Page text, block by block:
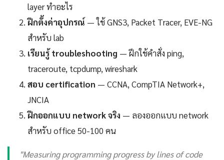
layer ทำอะไร
ฝึกตั้งค่าอุปกรณ์ — ใช้ GNS3, Packet Tracer, EVE-NG
สำหรับ lab
เรียนรู้ troubleshooting — ฝึกใช้คำสั่ง ping,
traceroute, tcpdump, wireshark
สอบ certification — CCNA, CompTIA Network+,
JNCIA
ฝึกออกแบบ network จริง — ลองออกแบบ network
สำหรับ office 50-100 คน
"Measuring programming progress by lines of code